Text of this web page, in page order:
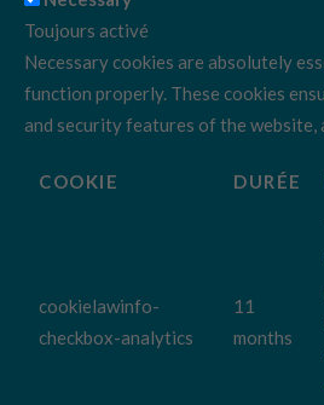
Toujours activé
Necessary cookies are absolutely
function properly. These cookies
and security features of the website,
COOKIE DURÉE
cookielawinfo-
checkbox-analytics
11
months